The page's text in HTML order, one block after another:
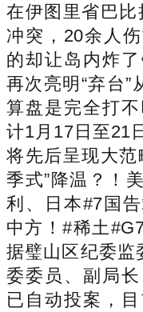
在伊图里省巴比
冲突，20余人
的却让岛内炸
再次亮明“弃台”
算盘是完全打
计1月17日至21
将先后呈现大范
季式”降温？！
利、日本#7国
中方！#稀土
据璧山区纪委监
委委员、副局
已自动投案，